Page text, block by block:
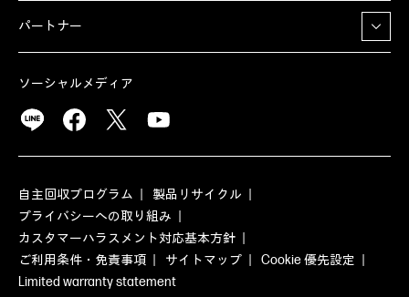
パートナー
ソーシャルメディア
自主回収プログラム
製品リサイクル
プライバシーへの取り組み
カスタマーハラスメント対応基本方針
ご利用条件・免責事項
サイトマップ
Cookie 優先設定
Limited warranty statement